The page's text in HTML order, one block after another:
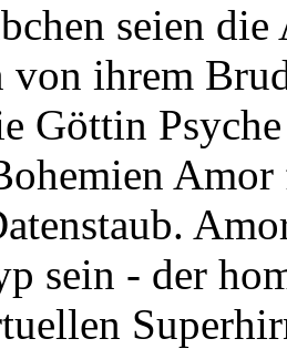
seien
von ihrem
Göttin
sein - der